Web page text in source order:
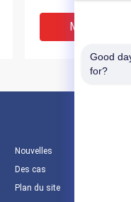
5508-58-7Meilleur Prix
Nouvelles
Des cas
Plan du site
Good
for?